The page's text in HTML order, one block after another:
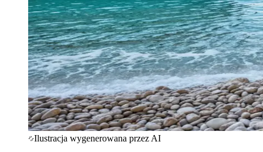
Ilustracja wygenerowana przez AI